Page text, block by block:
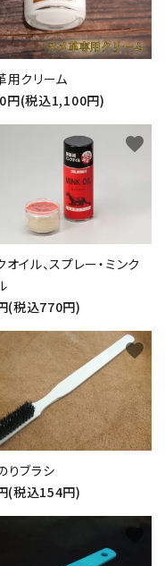
用クリーム
円(税込1,100円)
オイル、スプレー・ミンク
(税込770円)
favorite
りブラシ
(税込154円)
favorite